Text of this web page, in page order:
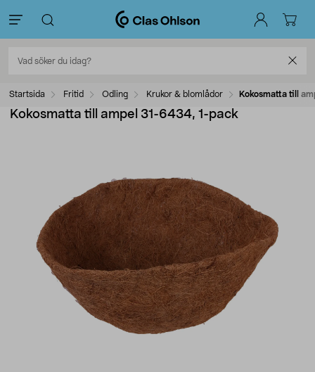
Startsida Fritid Odling Krukor & blomlådor Kokosmatta till
Kokosmatta till ampel 31-6434, 1-pack